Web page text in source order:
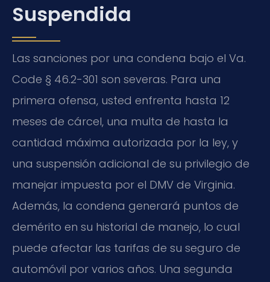
Suspendida
Las sanciones por una condena bajo el Va.
Code § 46.2-301 son severas. Para una
primera ofensa, usted enfrenta hasta 12
meses de cárcel, una multa de hasta la
cantidad máxima autorizada por la ley, y
una suspensión adicional de su privilegio de
manejar impuesta por el DMV de Virginia.
Además, la condena generará puntos de
demérito en su historial de manejo, lo cual
puede afectar las tarifas de su seguro de
automóvil por varios años. Una segunda